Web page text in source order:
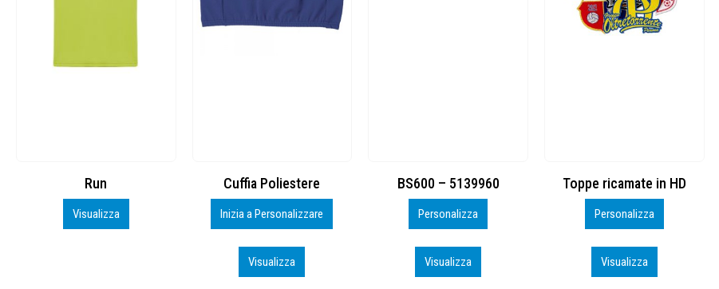
Cuffia Poliestere
Inizia a Personalizzare
BS600 – 5139960
Personalizza
Visualizza
Toppe ricamate in HD
Personalizza
Visualizza
KIT CAMP 100 2026_perso
Personalizza
Visualizza